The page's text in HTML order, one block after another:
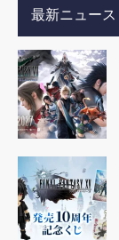
最新ニュース